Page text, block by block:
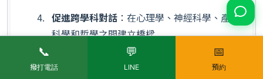
促進跨學科對話 ：在心理學、神經科學、產
科學和哲學之間建立橋樑
📞
撥打電話
💬
LINE
📅
預約